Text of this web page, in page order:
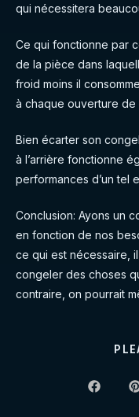
qui nécessitera
Ce qui fonctionne par
de la pièce dans
froid moins il
à chaque ouverture de
Bien écarter son
à l’arrière fonctionne
performances d’un tel
Conclusion: Ayons un
en fonction de nos
ce qui est nécessaire,
congeler des choses
contraire, on pourrait
Opens